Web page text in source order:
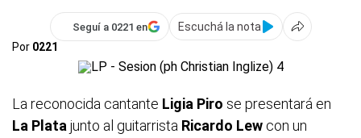
Seguí a 0221 en
Escuchá la nota
Por 0221
La reconocida cantante Ligia Piro se presentará en
La Plata junto al guitarrista Ricardo Lew con un